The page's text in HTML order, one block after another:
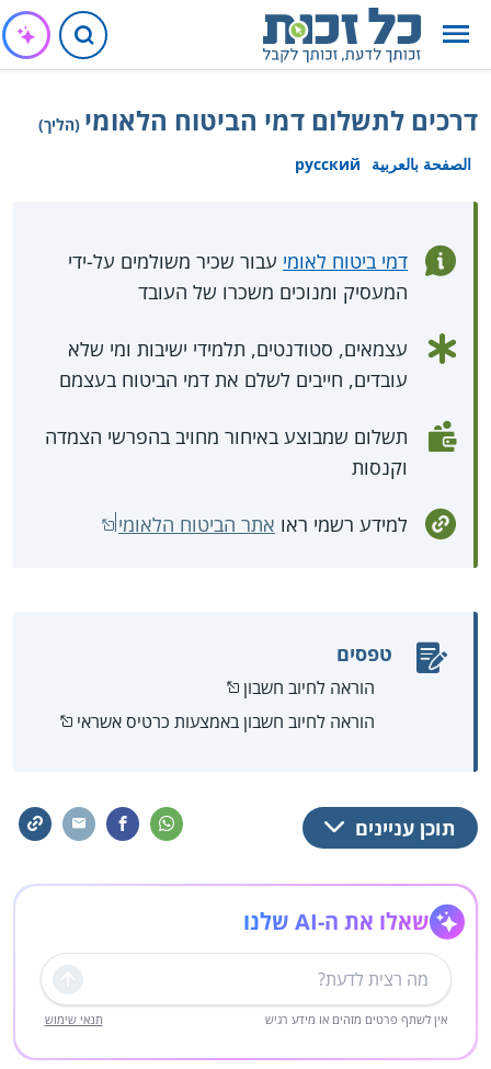
דרכים לתשלום דמי הביטוח הלאומי (הליך)
الصفحة بالعربية
русский
דמי ביטוח לאומי עבור שכיר משולמים על-ידי
המעסיק ומנוכים משכרו של העובד
עצמאים, סטודנטים, תלמידי ישיבות ומי שלא
עובדים, חייבים לשלם את דמי הביטוח בעצמם
תשלום שמבוצע באיחור מחויב בהפרשי הצמדה
וקנסות
למידע רשמי ראו אתר הביטוח הלאומי
טפסים
הוראה לחיוב חשבון
הוראה לחיוב חשבון באמצעות כרטיס אשראי
תוכן עניינים
שאלו את ה-AI שלנו
שליחה
אין לשתף פרטים מזהים או מידע רגיש תנאי שימוש